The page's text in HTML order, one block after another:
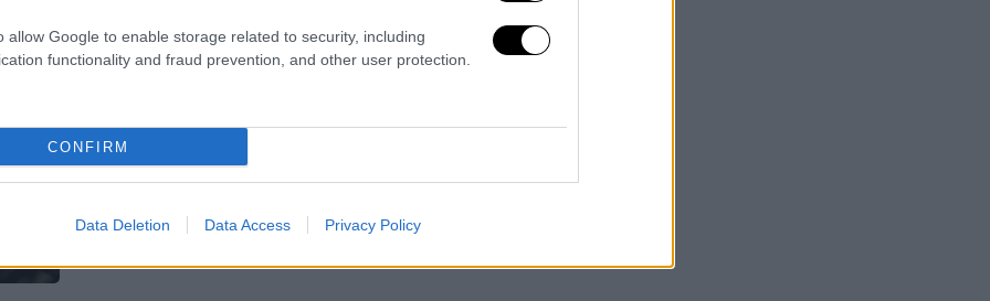
allow Google to enable storage related to security, including
functionality and fraud prevention, and other user protection.
CONFIRM
Data Deletion Data Access Privacy Policy
Οικονομία|13.05.2026 07:22
δικαιούχοι που το αξιοποίησαν
Ποιο είναι το συνολικό ύψος της
ενίσχυσης που δόθηκε στους πολίτες